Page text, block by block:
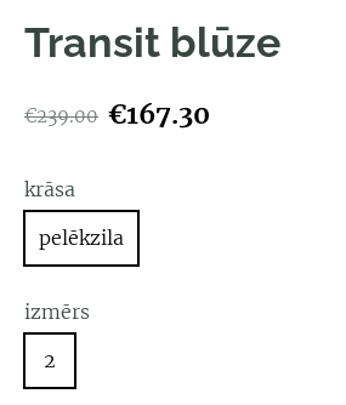
Transit blūze
€239.00 €167.30
krāsa
pelēkzila
izmērs
2